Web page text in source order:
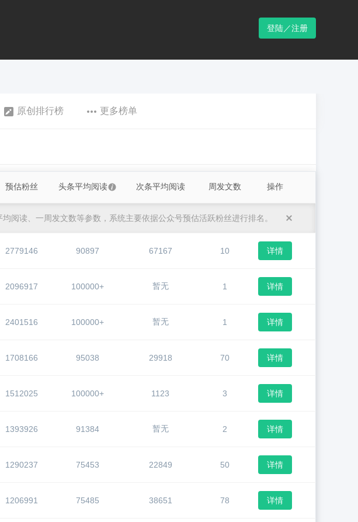
登陆／注册
原创排行榜 更多榜单
预估粉丝 头条平均阅读 次条平均阅读 周发文数 操作
阅读、一周发文数等参数，系统主要依据公众号预估活跃粉丝进行排名。
2779146 90897 67167 10 详情
2096917 100000+ 暂无 1 详情
2401516 100000+ 暂无 1 详情
1708166 95038 29918 70 详情
1512025 100000+ 1123 3 详情
1393926 91384 暂无 2 详情
1290237 75453 22849 50 详情
1206991 75485 38651 78 详情